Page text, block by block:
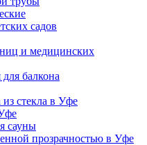
садов
и медицинских
балкона
стекла в Уфе
сауны
прозрачностью в Уфе